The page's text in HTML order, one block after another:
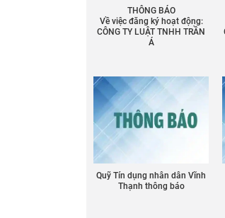
THÔNG BÁO
Về việc đăng ký hoạt động:
CÔNG TY LUẬT TNHH TRẦN
Á
Quỹ Tín dụng nhân dân Vĩnh
Thạnh thông báo